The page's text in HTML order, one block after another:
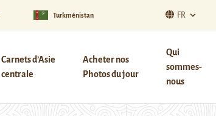
Turkménistan FR
Carnets d’Asie
centrale
Acheter nos
Photos du jour
Qui
sommes-
nous